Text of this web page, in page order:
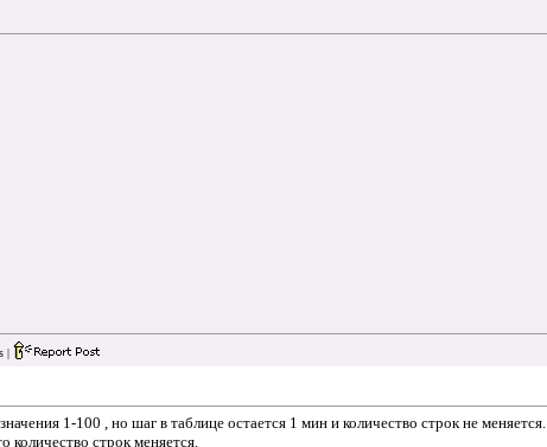
|
1-100 , но шаг в таблице остается 1 мин и количество строк не меняется.
количество строк меняется.